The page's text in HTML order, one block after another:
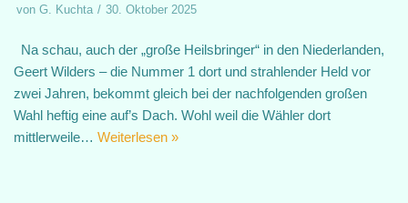
von G. Kuchta 30. Oktober 2025
Na schau, auch der „große Heilsbringer“ in den Niederlanden,
Geert Wilders – die Nummer 1 dort und strahlender Held vor
zwei Jahren, bekommt gleich bei der nachfolgenden großen
Wahl heftig eine auf’s Dach. Wohl weil die Wähler dort
mittlerweile… Weiterlesen »